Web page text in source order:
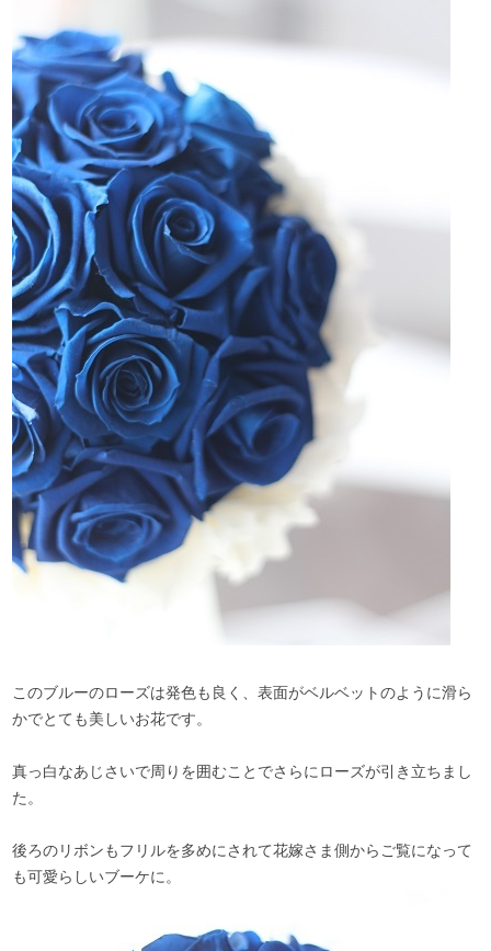
このブルーのローズは発色も良く、表面がベルベットのように滑ら
かでとても美しいお花です。
真っ白なあじさいで周りを囲むことでさらにローズが引き立ちまし
た。
後ろのリボンもフリルを多めにされて花嫁さま側からご覧になって
も可愛らしいブーケに。